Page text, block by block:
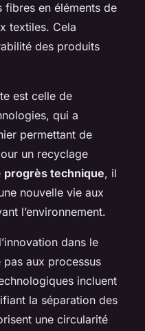
en éléments de
textiles. Cela
des produits
est celle de
qui a
permettant de
un recyclage
progrès technique, il
nouvelle vie aux
l’environnement.
dans le
aux processus
incluent
la séparation des
une circularité